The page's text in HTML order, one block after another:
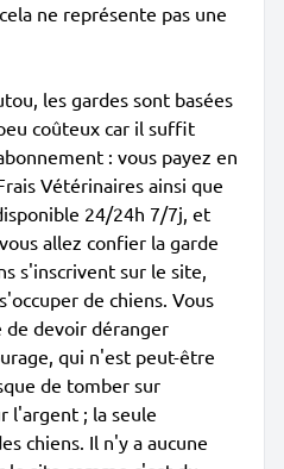
ne représente pas une
les gardes sont basées
coûteux car il suffit
: vous payez en
Vétérinaires ainsi que
24/24h 7/7j, et
allez confier la garde
s'inscrivent sur le site,
de chiens. Vous
de devoir déranger
qui n'est peut-être
de tomber sur
l'argent ; la seule
chiens. Il n'y a aucune